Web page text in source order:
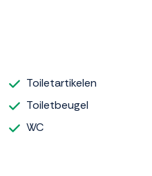
Toiletartikelen
Toiletbeugel
WC